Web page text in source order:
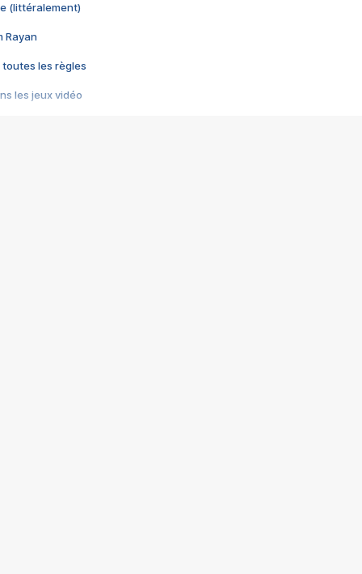
(littéralement)
Rayan
toutes les règles
les jeux vidéo